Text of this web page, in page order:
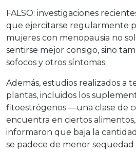
FALSO: investigaciones
que ejercitarse regularmente
mujeres con menopausia no
sentirse mejor consigo, sino
sofocos y otros síntomas.
Además, estudios realizados a
plantas, incluidos los
fitoestrógenos —una clase de
encuentra en ciertos
informaron que baja la
se padece de menor sequedad